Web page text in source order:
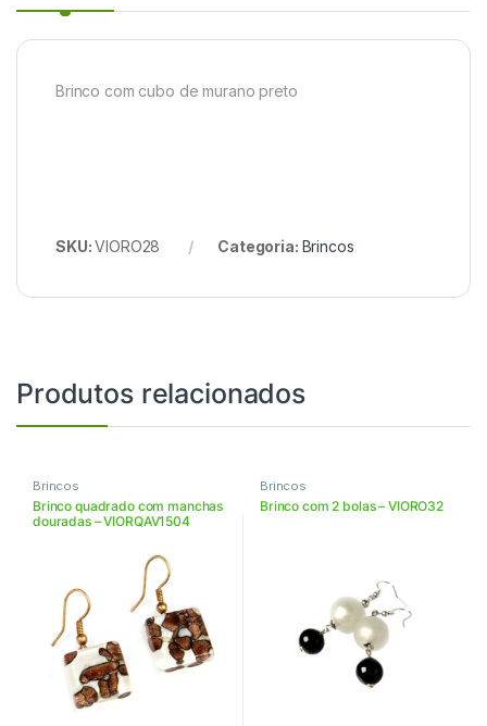
Brinco com cubo de murano preto
SKU:VIORO28 Categoria: Brincos
Produtos relacionados
Brincos
Brinco quadrado com manchas
douradas – VIORQAV1504
Brincos
Brinco com 2 bolas – VIORO32